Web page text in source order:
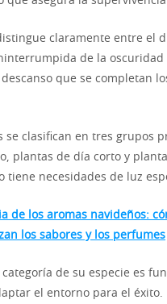
claramente entre el
de la oscuridad
que se completan
se clasifican en tres grupos
plantas de día corto y
tiene necesidades de luz
de los aromas navideños:
los sabores y los perfumes
categoría de su especie es
el entorno para el éxito.